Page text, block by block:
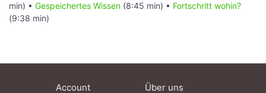
min) • Gespeichertes Wissen (8:45 min) • Fortschritt wohin?
(9:38 min)
Account Über uns